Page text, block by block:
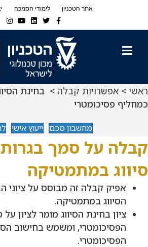
אתר הטכניון לימודי הסמכה
Facebook
Twitter
Linkedin
Youtube
ראשי > אפשרויות קבלה > בחינת
כמחליף פסיכומטרי
מחשבון סכם ייעוץ אישי
קבלה על סמך
סיווג במתמטיקה
אפיק קבלה זה מבוסס על ציוני
הסיווג במתמטיקה.
ציון בחינת הסיווג מומר לציון על
הפסיכומטרי, ומשמש בחישוב
הפסיכומטרי.